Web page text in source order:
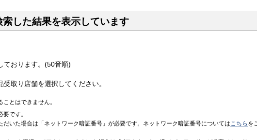
した結果を表示しています
ております。(50音順)
取り店舗を選択してください。
とはできません。
です。
だいた場合は「ネットワーク暗証番号」が必要です。ネットワーク暗証番号についてはこちら を